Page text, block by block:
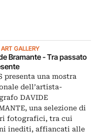
GALLERY
Bramante - Tra passato
presenta una mostra
dell’artista-
DAVIDE
una selezione di
fotografici, tra cui
inediti, affiancati alle